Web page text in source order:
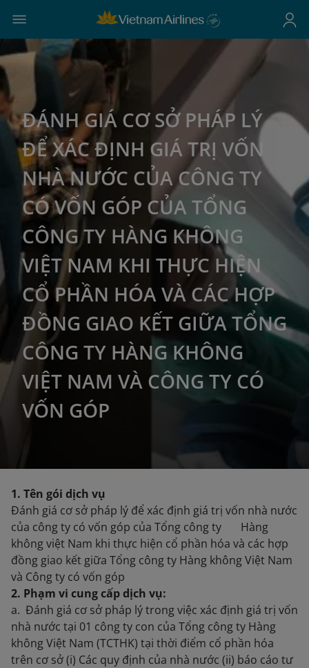
ĐÁNH GIÁ CƠ SỞ PHÁP LÝ
ĐỂ XÁC ĐỊNH GIÁ TRỊ VỐN
NHÀ NƯỚC CỦA CÔNG TY
CÓ VỐN GÓP CỦA TỔNG
CÔNG TY HÀNG KHÔNG
VIỆT NAM KHI THỰC HIỆN
CỔ PHẦN HÓA VÀ CÁC HỢP
ĐỒNG GIAO KẾT GIỮA TỔNG
CÔNG TY HÀNG KHÔNG
VIỆT NAM VÀ CÔNG TY CÓ
VỐN GÓP
1. Tên gói dịch vụ
Đánh giá cơ sở pháp lý để xác định giá trị vốn nhà nước
của công ty có vốn góp của Tổng công ty Hàng
không việt Nam khi thực hiện cổ phần hóa và các hợp
đồng giao kết giữa Tổng công ty Hàng không Việt Nam
và Công ty có vốn góp
2. Phạm vi cung cấp dịch vụ:
a. Đánh giá cơ sở pháp lý trong việc xác định giá trị vốn
nhà nước tại 01 công ty con của Tổng công ty Hàng
không Việt Nam (TCTHK) tại thời điểm cổ phần hóa
trên cơ sở (i) Các quy định của nhà nước (ii) báo cáo tư